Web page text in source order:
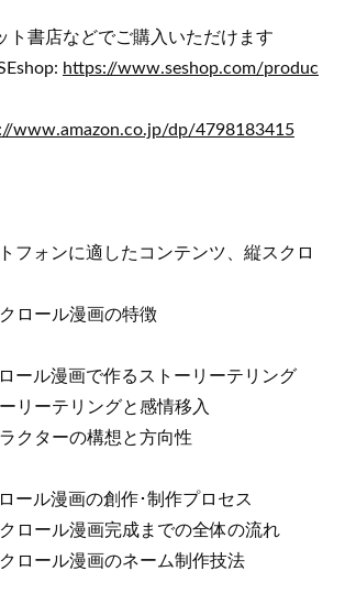
ト書店などでご購入いただけます
https://www.seshop.com/produc
www.amazon.co.jp/dp/4798183415
ォンに適したコンテンツ、縦スクロ
ロール漫画の特徴
ール漫画で作るストーリーテリング
リーテリングと感情移入
クターの構想と方向性
ル漫画の創作･制作プロセス
ロール漫画完成までの全体の流れ
ロール漫画のネーム制作技法